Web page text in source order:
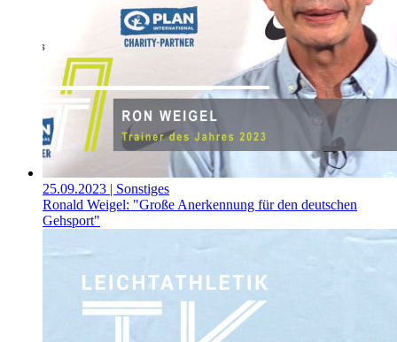
25.09.2023 | Sonstiges
Ronald Weigel: "Große Anerkennung für den deutschen
Gehsport"